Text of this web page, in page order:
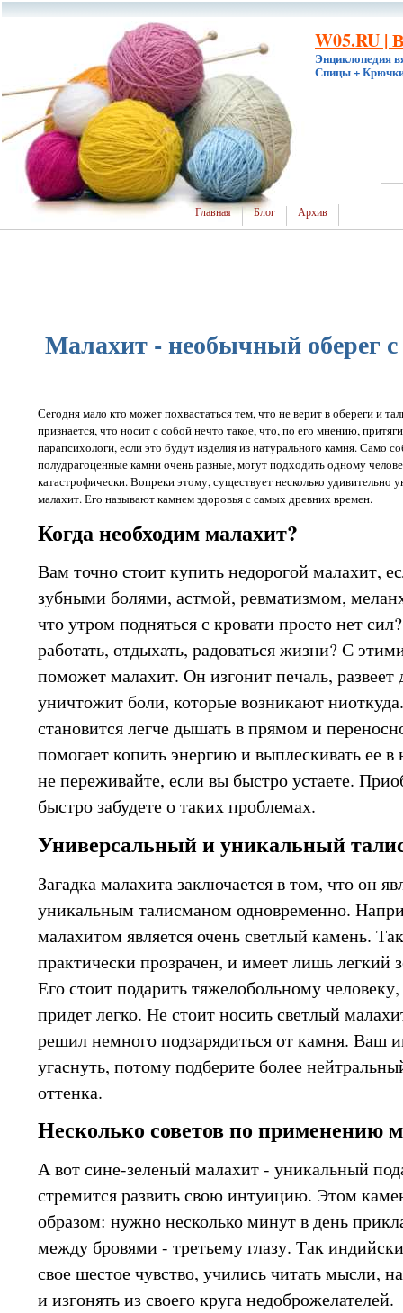
W05.RU |
Энциклопедия
Спицы +
Главная Блог Архив
Малахит - необычный оберег
Сегодня мало кто может похвастаться тем, что не верит в обереги и
признается, что носит с собой нечто такое, что, по его мнению,
парапсихологи, если это будут изделия из натурального камня. Само
полудрагоценные камни очень разные, могут подходить одному
катастрофически. Вопреки этому, существует несколько удивительно
малахит. Его называют камнем здоровья с самых древних времен.
Когда необходим малахит?
Вам точно стоит купить недорогой малахит,
зубными болями, астмой, ревматизмом,
что утром подняться с кровати просто нет
работать, отдыхать, радоваться жизни? С
поможет малахит. Он изгонит печаль,
уничтожит боли, которые возникают
становится легче дышать в прямом и
помогает копить энергию и выплескивать ее
не переживайте, если вы быстро устаете.
быстро забудете о таких проблемах.
Универсальный и уникальный
Загадка малахита заключается в том, что он
уникальным талисманом одновременно.
малахитом является очень светлый камень.
практически прозрачен, и имеет лишь легкий
Его стоит подарить тяжелобольному
придет легко. Не стоит носить светлый
решил немного подзарядиться от камня. Ваш
угаснуть, потому подберите более
оттенка.
Несколько советов по применению
А вот сине-зеленый малахит - уникальный
стремится развить свою интуицию. Этом
образом: нужно несколько минут в день
между бровями - третьему глазу. Так
свое шестое чувство, учились читать мысли,
и изгонять из своего круга недоброжелателей.